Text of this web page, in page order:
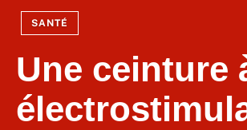
SANTÉ
Une ceinture